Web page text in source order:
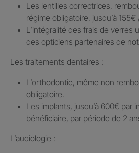
Les lentilles correctrices,
régime obligatoire, jusqu’à
L’intégralité des frais de verres
des opticiens partenaires de
Les traitements dentaires : ​
L’orthodontie, même non
obligatoire.​
Les implants, jusqu’à 600€ par
bénéficiaire, par période de 2
L’audiologie :